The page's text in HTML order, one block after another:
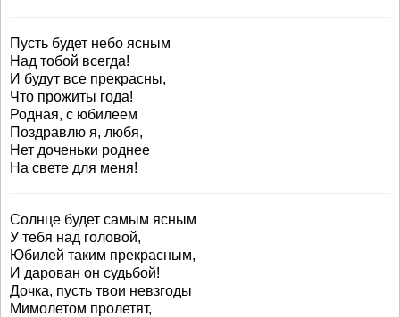
Пусть будет небо ясным
Над тобой всегда!
И будут все прекрасны,
Что прожиты года!
Родная, с юбилеем
Поздравлю я, любя,
Нет доченьки роднее
На свете для меня!
Солнце будет самым ясным
У тебя над головой,
Юбилей таким прекрасным,
И дарован он судьбой!
Дочка, пусть твои невзгоды
Мимолетом пролетят,